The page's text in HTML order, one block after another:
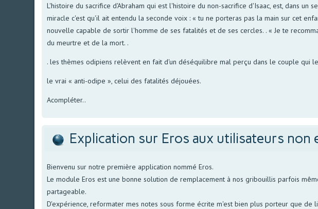
L'histoire du sacrifice d'Abraham qui est l'histoire du non-sacrifice d'Isaac, est, dans un
miracle c'est qu'il ait entendu la seconde voix : « tu ne porteras pas la main sur cet
nouvelle capable de sortir l'homme de ses fatalités et de ses cercles. . « Je te
du meurtre et de la mort. .
. les thèmes odipiens relèvent en fait d'un déséquilibre mal perçu dans le couple qui
le vrai « anti-odipe », celui des fatalités déjouées.
Acompléter..
Explication sur Eros aux utilisateurs non
Bienvenu sur notre première application nommé Eros.
Le module Eros est une bonne solution de remplacement à nos gribouillis parfois
partageable.
D'expérience, reformater mes notes sous forme écrite m'est bien plus porteur que